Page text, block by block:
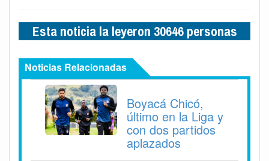
Esta noticia la leyeron 30646 personas
Noticias Relacionadas
Boyacá Chicó,
último en la Liga y
con dos partidos
aplazados